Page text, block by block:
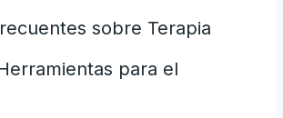
sobre Terapia
para el